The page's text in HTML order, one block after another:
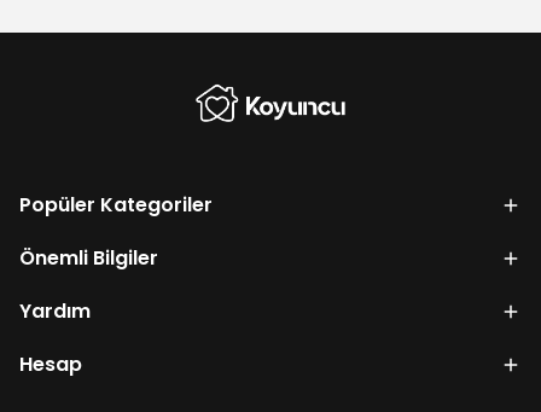
Popüler Kategoriler
Önemli Bilgiler
Yardım
Hesap